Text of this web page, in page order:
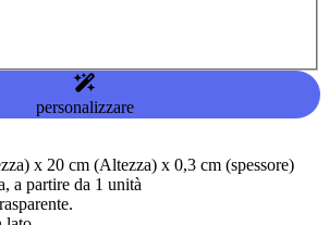
personalizzare
x 20 cm (Altezza) x 0,3 cm (spessore)
a partire da 1 unità